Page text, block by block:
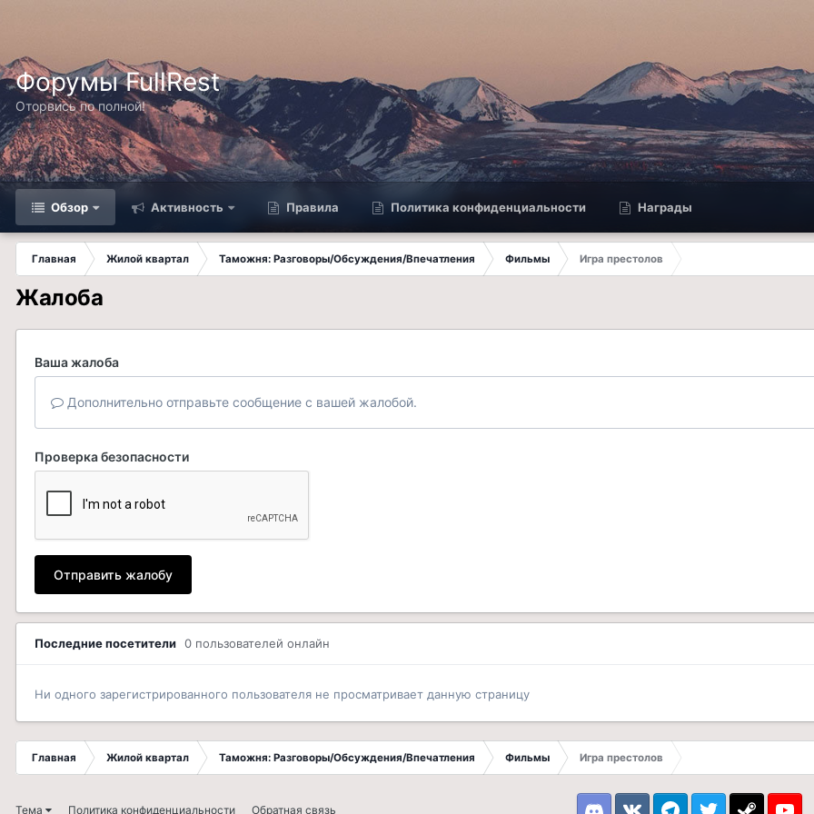
Форумы FullRest
Оторвись по полной!
Обзор Активность Правила Политика конфиденциальности Награды
Главная Жилой квартал Таможня: Разговоры/Обсуждения/Впечатления Фильмы
Игра престолов
Жалоба
Ваша жалоба
Дополнительно отправьте сообщение с вашей жалобой.
Проверка безопасности
Отправить жалобу
Последние посетители 0 пользователей онлайн
Ни одного зарегистрированного пользователя не просматривает данную страницу
Главная Жилой квартал Таможня: Разговоры/Обсуждения/Впечатления Фильмы Игра престолов
Тема Политика конфиденциальности Обратная связь